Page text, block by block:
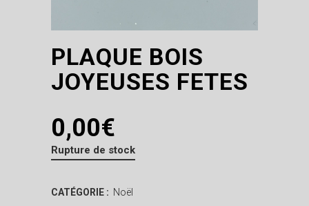
PLAQUE BOIS
JOYEUSES FETES
0,00€
Rupture de stock
CATÉGORIE : Noël